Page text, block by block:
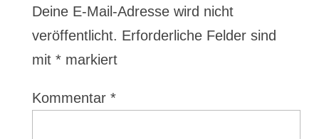
Deine E-Mail-Adresse wird nicht
veröffentlicht. Erforderliche Felder sind
mit *markiert
Kommentar *